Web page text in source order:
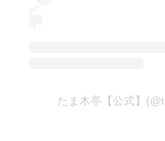
たま木亭【公式】